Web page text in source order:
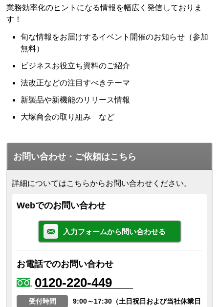
業務効率化のヒントになる情報を幅広く発信しておりま
す！
旬な情報をお届けするイベント開催のお知らせ（参加
無料）
ビジネスお役立ち資料のご紹介
法改正などの注目すべきテーマ
新製品や新機能のリリース情報
大塚商会の取り組み など
お問い合わせ・ご依頼はこちら
詳細についてはこちらからお問い合わせください。
Webでのお問い合わせ
入力フォームから問い合わせる
お電話でのお問い合わせ
0120-220-449
受付時間
9:00～17:30（土日祝日および当社休業日